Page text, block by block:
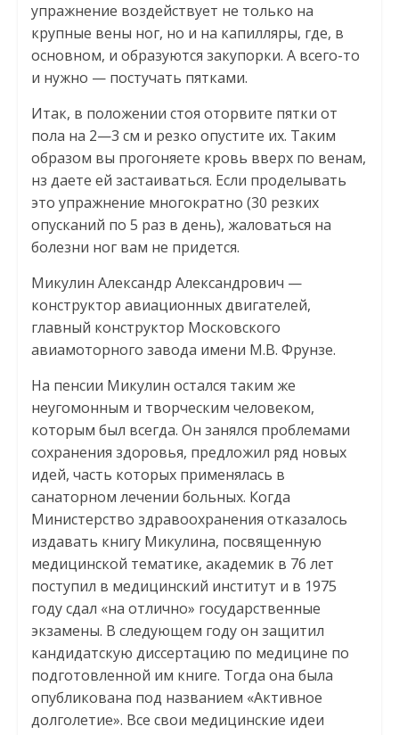
упражнение воздействует не только на
крупные вены ног, но и на капилляры, где, в
основном, и образуются закупорки. А всего-то
и нужно — постучать пятками.
Итак, в положении стоя оторвите пятки от
пола на 2—3 см и резко опустите их. Таким
образом вы прогоняете кровь вверх по венам,
нз даете ей застаиваться. Если проделывать
это упражнение многократно (30 резких
опусканий по 5 раз в день), жаловаться на
болезни ног вам не придется.
Микулин Александр Александрович —
конструктор авиационных двигателей,
главный конструктор Московского
авиамоторного завода имени М.В. Фрунзе.
На пенсии Микулин остался таким же
неугомонным и творческим человеком,
которым был всегда. Он занялся проблемами
сохранения здоровья, предложил ряд новых
идей, часть которых применялась в
санаторном лечении больных. Когда
Министерство здравоохранения отказалось
издавать книгу Микулина, посвященную
медицинской тематике, академик в 76 лет
поступил в медицинский институт и в 1975
году сдал «на отлично» государственные
экзамены. В следующем году он защитил
кандидатскую диссертацию по медицине по
подготовленной им книге. Тогда она была
опубликована под названием «Активное
долголетие». Все свои медицинские идеи